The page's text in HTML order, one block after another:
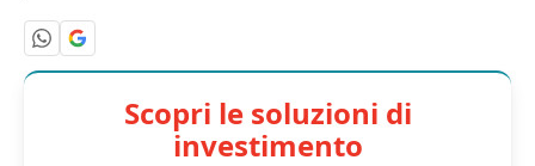
Scopri le soluzioni di
investimento